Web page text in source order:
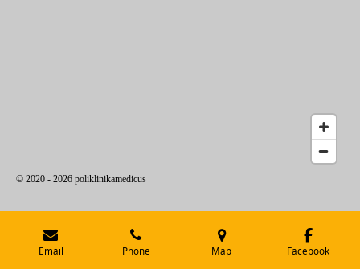
© 2020 - 2026 poliklinikamedicus
Email Phone Map Facebook